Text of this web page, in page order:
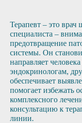
Терапевт – это врач
специалиста –
предотвращение
системы. Он
направляет
эндокринологам,
обеспечивает
помогает избежать
комплексного
консультацию к
линии.